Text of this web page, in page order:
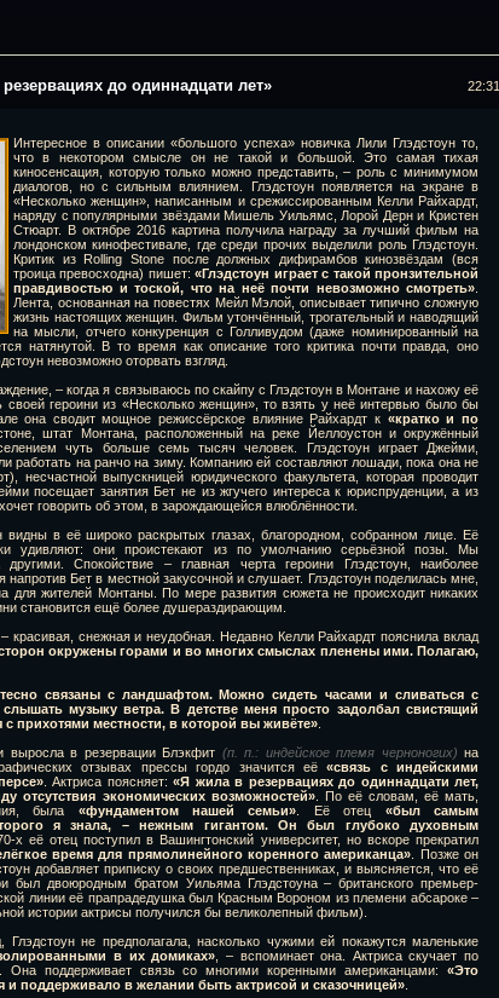
до одиннадцати лет» 22:31
Интересное в описании «большого успеха» новичка Лили Глэдстоун то,
что в некотором смысле он не такой и большой. Это самая тихая
киносенсация, которую только можно представить, – роль с минимумом
диалогов, но с сильным влиянием. Глэдстоун появляется на экране в
«Несколько женщин», написанным и срежиссированным Келли Райхардт,
наряду с популярными звёздами Мишель Уильямс, Лорой Дерн и Кристен
Стюарт. В октябре 2016 картина получила награду за лучший фильм на
лондонском кинофестивале, где среди прочих выделили роль Глэдстоун.
Критик из Rolling Stone после должных дифирамбов кинозвёздам (вся
троица превосходна) пишет:«Глэдстоун играет с такой пронзительной
правдивостью и тоской, что на неё почти невозможно смотреть»
Лента, основанная на повестях Мейл Мэлой, описывает типично сложную
жизнь настоящих женщин. Фильм утончённый, трогательный и наводящий
на мысли, отчего конкуренция с Голливудом (даже номинированный на
натянутой. В то время как описание того критика почти правда, оно
невозможно оторвать взгляд.
– когда я связываюсь по скайпу с Глэдстоун в Монтане и нахожу её
своей героини из «Несколько женщин», то взять у неё интервью было бы
она сводит мощное режиссёрское влияние Райхардт к «кратко и по
штат Монтана, расположенный на реке Йеллоустон и окружённый
чуть больше семь тысяч человек. Глэдстоун играет Джейми,
работать на ранчо на зиму. Компанию ей составляют лошади, пока она не
несчастной выпускницей юридического факультета, которая проводит
посещает занятия Бет не из жгучего интереса к юриспруденции, а из
говорить об этом, в зарождающейся влюблённости.
видны в её широко раскрытых глазах, благородном, собранном лице. Её
удивляют: они проистекают из по умолчанию серьёзной позы. Мы
Спокойствие – главная черта героини Глэдстоун, наиболее
напротив Бет в местной закусочной и слушает. Глэдстоун поделилась мне,
для жителей Монтаны. По мере развития сюжета не происходит никаких
становится ещё более душераздирающим.
красивая, снежная и неудобная. Недавно Келли Райхардт пояснила вклад
окружены горами и во многих смыслах пленены ими. Полагаю,
связаны с ландшафтом. Можно сидеть часами и сливаться с
музыку ветра. В детстве меня просто задолбал свистящий
с прихотями местности, в которой вы живёте»
выросла в резервации Блэкфит (п. п.: индейское племя черноногих) на
отзывах прессы гордо значится её«связь с индейскими
. Актриса поясняет:«Я жила в резервациях до одиннадцати лет,
отсутствия экономических возможностей». По её словам, её мать,
была «фундаментом нашей семьи» . Её отец «был самым
я знала, – нежным гигантом. Он был глубоко духовным
х её отец поступил в Вашингтонский университет, но вскоре прекратил
время для прямолинейного коренного американца» . Позже он
добавляет приписку о своих предшественниках, и выясняется, что её
был двоюродным братом Уильяма Глэдстоуна – британского премьер-
линии её прапрадедушка был Красным Вороном из племени абсароке –
истории актрисы получился бы великолепный фильм).
Глэдстоун не предполагала, насколько чужими ей покажутся маленькие
в их домиках» , – вспоминает она. Актриса скучает по
Она поддерживает связь со многими коренными американцами: «Это
поддерживало в желании быть актрисой и сказочницей»